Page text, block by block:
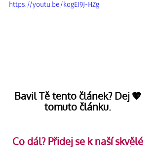
https://youtu.be/kogEI9J-HZg
Bavil Tě tento článek? Dej 🧡
tomuto článku.
Co dál? Přidej se k naší skvělé